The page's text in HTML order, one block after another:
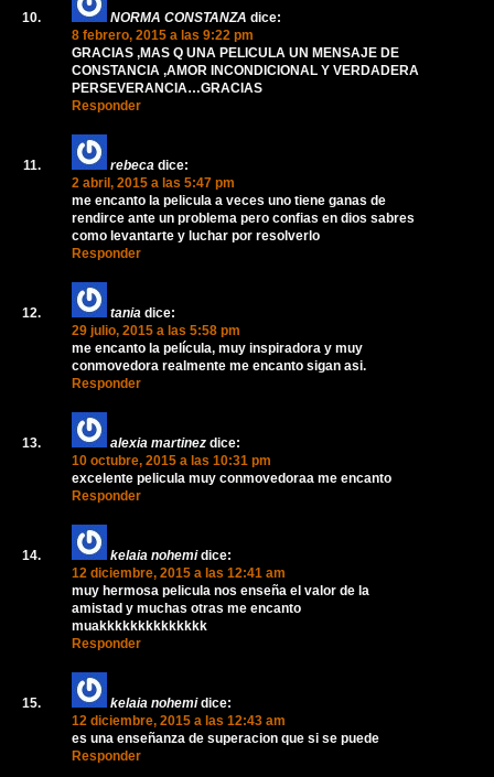
NORMA CONSTANZA dice:
8 febrero, 2015 a las 9:22 pm
GRACIAS ,MAS Q UNA PELICULA UN MENSAJE DE
CONSTANCIA ,AMOR INCONDICIONAL Y VERDADERA
PERSEVERANCIA…GRACIAS
Responder
rebeca dice:
2 abril, 2015 a las 5:47 pm
me encanto la pelicula a veces uno tiene ganas de
rendirce ante un problema pero confias en dios sabres
como levantarte y luchar por resolverlo
Responder
tania dice:
29 julio, 2015 a las 5:58 pm
me encanto la película, muy inspiradora y muy
conmovedora realmente me encanto sigan asi.
Responder
alexia martinez dice:
10 octubre, 2015 a las 10:31 pm
excelente pelicula muy conmovedoraa me encanto
Responder
kelaia nohemi dice:
12 diciembre, 2015 a las 12:41 am
muy hermosa pelicula nos enseña el valor de la
amistad y muchas otras me encanto
muakkkkkkkkkkkkkk
Responder
kelaia nohemi dice:
12 diciembre, 2015 a las 12:43 am
es una enseñanza de superacion que si se puede
Responder